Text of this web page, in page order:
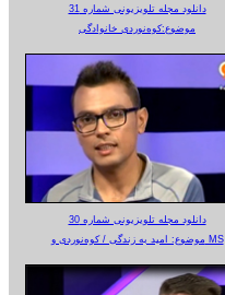
دانلود مجله تلویزیونی شماره 31
موضوع:کوه‌نوردی خانوادگی
دانلود مجله تلویزیونی شماره 30
موضوع: امید به زندگی / کوه‌نوردی و MS